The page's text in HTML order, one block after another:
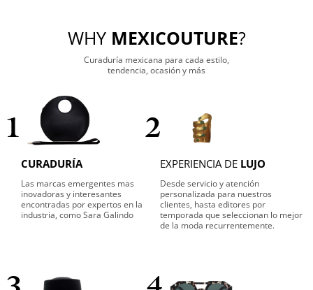
WHY MEXICOUTURE?
Curaduría mexicana para cada estilo,
tendencia, ocasión y más
1
CURADURÍA
Las marcas emergentes mas
inovadoras y interesantes
encontradas por expertos en la
industria, como Sara Galindo
2
EXPERIENCIA DE LUJO
Desde servicio y atención
personalizada para nuestros
clientes, hasta editores por
temporada que seleccionan lo mejor
de la moda recurrentemente.